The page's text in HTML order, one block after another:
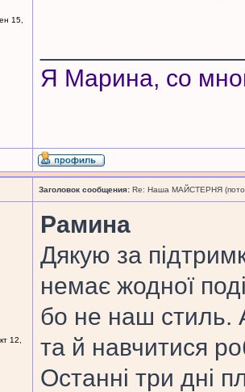
15,
Я Марина, со
Заголовок сообщения: Re: Наша МАЙСТЕРНЯ
12,
Рамина
Дякую за
немає жодної
бо не наш стиль.
та й навчитися
Останні три дні